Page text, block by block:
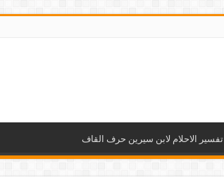
تفسير الاحلام لابن سيرين حرف القاف